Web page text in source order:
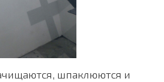
шпаклюются и